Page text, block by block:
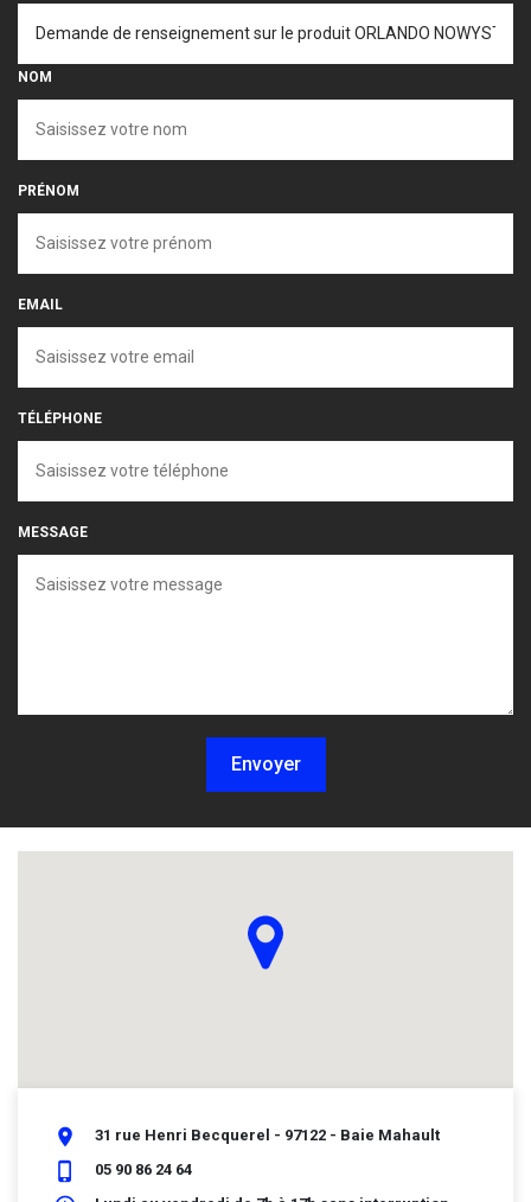
NOM
PRÉNOM
EMAIL
TÉLÉPHONE
MESSAGE
Envoyer
place 31 rue Henri Becquerel - 97122 - Baie Mahault
phone_iphone 05 90 86 24 64